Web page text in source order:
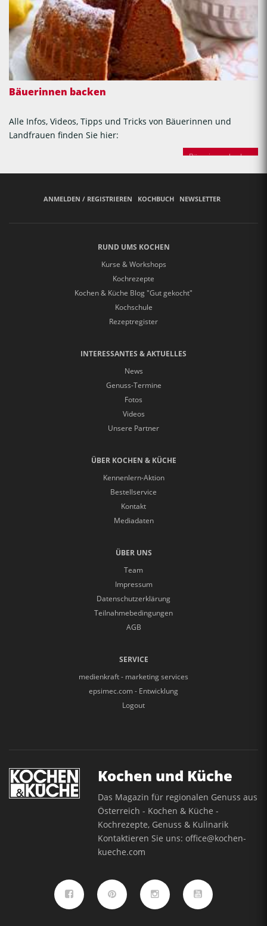
Bäuerinnen backen
Alle Infos, Videos, Tipps und Tricks von Bäuerinnen und
Landfrauen finden Sie hier:
Bäuerinnen backen
ANMELDEN / REGISTRIEREN KOCHBUCH NEWSLETTER
RUND UMS KOCHEN
Kurse & Workshops
Kochrezepte
Kochen & Küche Blog "Gut gekocht"
Kochschule
Rezeptregister
INTERESSANTES & AKTUELLES
News
Genuss-Termine
Fotos
Videos
Unsere Partner
ÜBER KOCHEN & KÜCHE
Kennenlern-Aktion
Bestellservice
Kontakt
Mediadaten
ÜBER UNS
Team
Impressum
Datenschutzerklärung
Teilnahmebedingungen
AGB
SERVICE
medienkraft - marketing services
epsimec.com - Entwicklung
Logout
Kochen und Küche
Das Magazin für regionalen Genuss aus
Österreich - Kochen & Küche -
Kochrezepte, Genuss & Kulinarik
Kontaktieren Sie uns:office@kochen-
kueche.com